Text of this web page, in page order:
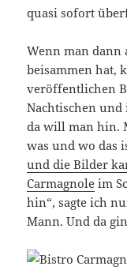
quasi sofort
Wenn man dann
beisammen hat,
veröffentlichen
Nachtischen
da will man hin.
was und wo das
und die Bilder
Carmagnole im
hin“, sagte ich
Mann. Und da